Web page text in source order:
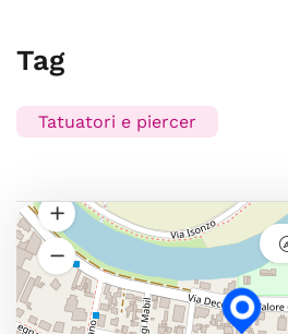
Tag
Tatuatori e piercer